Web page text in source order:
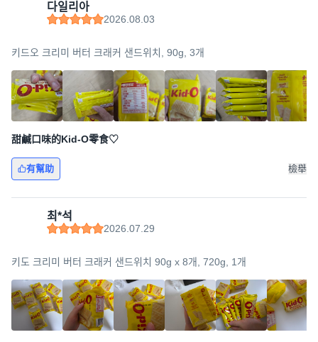
다일리아
2026.08.03
키드오 크리미 버터 크래커 샌드위치, 90g, 3개
甜鹹口味的Kid-O零食♡
有幫助 檢舉
최*석
2026.07.29
키도 크리미 버터 크래커 샌드위치 90g x 8개, 720g, 1개